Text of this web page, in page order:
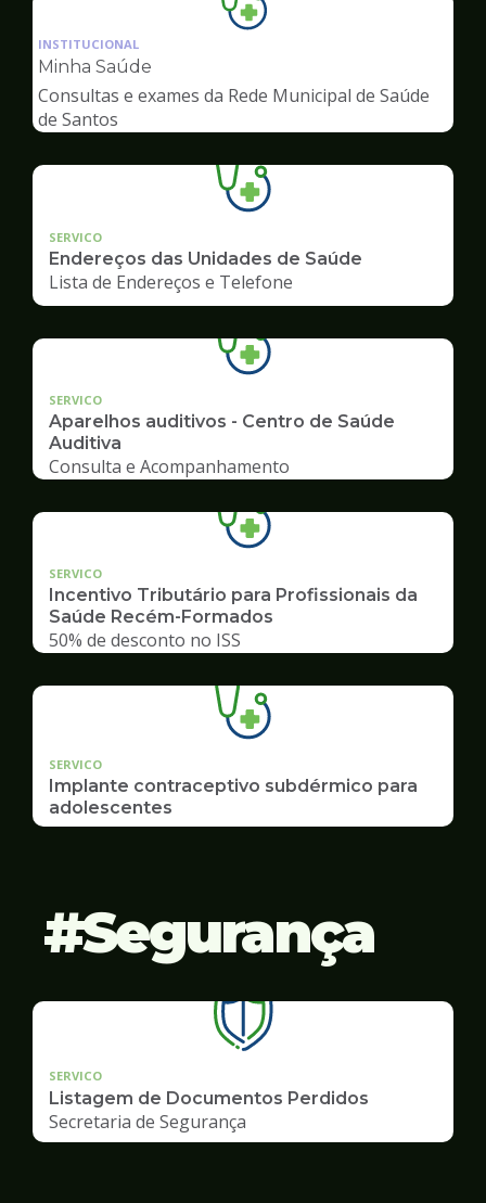
Ilustração
da
de
Saúde
INSTITUCIONAL
Minha Saúde
Consultas e exames da Rede Municipal de Saúde
de Santos
SERVICO
Endereços das Unidades de Saúde
Lista de Endereços e Telefone
SERVICO
Aparelhos auditivos - Centro de Saúde
Auditiva
Consulta e Acompanhamento
SERVICO
Incentivo Tributário para Profissionais da
Saúde Recém-Formados
50% de desconto no ISS
SERVICO
Implante contraceptivo subdérmico para
adolescentes
Segurança
SERVICO
Listagem de Documentos Perdidos
Secretaria de Segurança